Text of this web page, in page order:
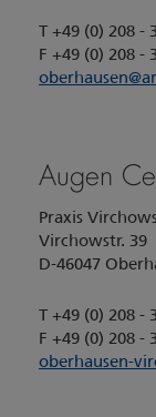
T +49 (0) 208 -
F +49 (0) 208 -
oberhausen@
Augen
Praxis
Virchowstr. 39
D-46047
T +49 (0) 208 -
F +49 (0) 208 -
oberhausen-